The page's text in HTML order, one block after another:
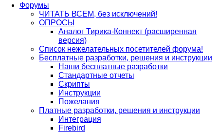
Форумы
ЧИТАТЬ ВСЕМ, без исключений!
ОПРОСЫ
Аналог Тирика-Коннект (расширенная
версия)
Список нежелательных посетителей форума!
Бесплатные разработки, решения и инструкции
Наши бесплатные разработки
Стандартные отчеты
Скрипты
Инструкции
Пожелания
Платные разработки, решения и инструкции
Интеграция
Firebird